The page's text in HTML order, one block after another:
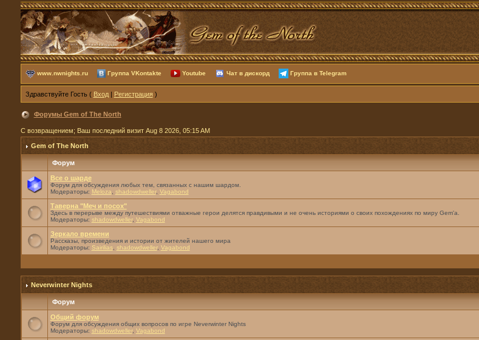
www.nwnights.ru Группа VKontakte Youtube Чат в дискорд Группа в Telegram
Здравствуйте Гость ( Вход| Регистрация)
Форумы Gem of The North
С возвращением; Ваш последний визит Aug 8 2026, 05:15 AM
Gem of The North
Форум
Все о шарде
Форум для обсуждения любых тем, связанных с нашим шардом.
Модераторы: Meloza shadowdweller, Vagabond
Таверна "Меч и посох"
Здесь в перерыве между путешествиями отважные герои делятся правдивыми и не очень историями о своих похождениях по миру Gem'а.
Модераторы: shadowdweller, Vagabond
Зеркало времени
Рассказы, произведения и истории от жителей нашего мира
Модераторы: Sairilias, shadowdweller, Vagabond
Neverwinter Nights
Форум
Общий форум
Форум для обсуждения общих вопросов по игре Neverwinter Nights
Модераторы: shadowdweller, Vagabond